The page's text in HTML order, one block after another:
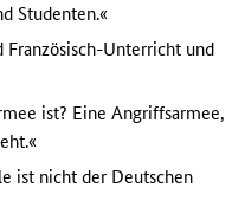
Studenten.«
Unterricht und
ist? Eine Angriffsarmee,
ist nicht der Deutschen